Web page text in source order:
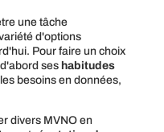
une tâche
d'options
Pour faire un choix
ses habitudes
besoins en données,
divers MVNO en